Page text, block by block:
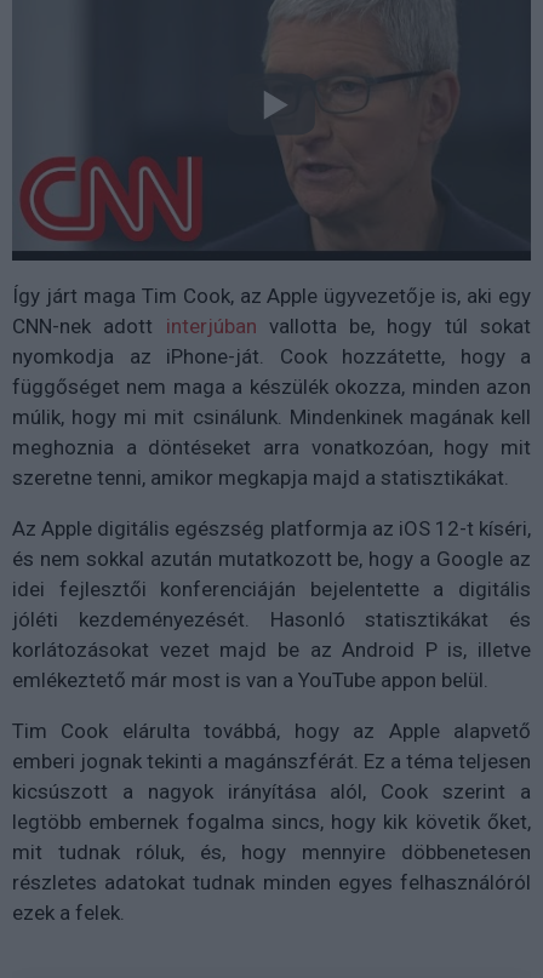
Így járt maga Tim Cook, az Apple ügyvezetője is, aki egy
CNN-nek adott interjúban vallotta be, hogy túl sokat
nyomkodja az iPhone-ját. Cook hozzátette, hogy a
függőséget nem maga a készülék okozza, minden azon
múlik, hogy mi mit csinálunk. Mindenkinek magának kell
meghoznia a döntéseket arra vonatkozóan, hogy mit
szeretne tenni, amikor megkapja majd a statisztikákat.
Az Apple digitális egészség platformja az iOS 12-t kíséri,
és nem sokkal azután mutatkozott be, hogy a Google az
idei fejlesztői konferenciáján bejelentette a digitális
jóléti kezdeményezését. Hasonló statisztikákat és
korlátozásokat vezet majd be az Android P is, illetve
emlékeztető már most is van a YouTube appon belül.
Tim Cook elárulta továbbá, hogy az Apple alapvető
emberi jognak tekinti a magánszférát. Ez a téma teljesen
kicsúszott a nagyok irányítása alól, Cook szerint a
legtöbb embernek fogalma sincs, hogy kik követik őket,
mit tudnak róluk, és, hogy mennyire döbbenetesen
részletes adatokat tudnak minden egyes felhasználóról
ezek a felek.